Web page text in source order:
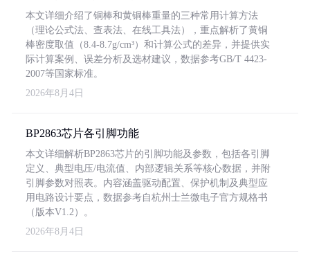
本文详细介绍了铜棒和黄铜棒重量的三种常用计算方法
（理论公式法、查表法、在线工具法），重点解析了黄铜
棒密度取值（8.4-8.7g/cm³）和计算公式的差异，并提供实
际计算案例、误差分析及选材建议，数据参考GB/T 4423-
2007等国家标准。
2026年8月4日
BP2863芯片各引脚功能
本文详细解析BP2863芯片的引脚功能及参数，包括各引脚
定义、典型电压/电流值、内部逻辑关系等核心数据，并附
引脚参数对照表。内容涵盖驱动配置、保护机制及典型应
用电路设计要点，数据参考自杭州士兰微电子官方规格书
（版本V1.2）。
2026年8月4日